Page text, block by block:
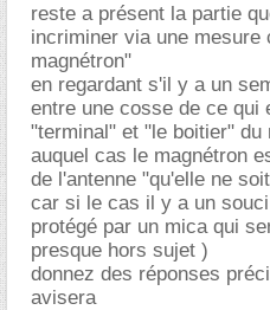
reste a présent la partie
incriminer via une
magnétron"
en regardant s'il y a un
entre une cosse de ce qui
"terminal" et "le boitier" du
auquel cas le magnétron
de l'antenne "qu'elle ne
car si le cas il y a un
protégé par un mica qui
presque hors sujet )
donnez des réponses
avisera